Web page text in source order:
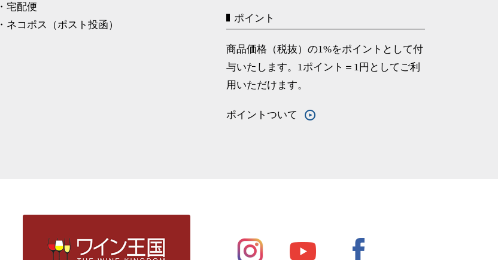
・宅配便
・ネコポス（ポスト投函）
ポイント
商品価格（税抜）の1%をポイントとして付
与いたします。1ポイント＝1円としてご利
用いただけます。
ポイントついて